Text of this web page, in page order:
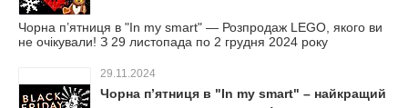
Чорна п’ятниця в "In my smart" — Розпродаж LEGO, якого ви
не очікували! З 29 листопада по 2 грудня 2024 року
29.11.2024
Чорна п’ятниця в "In my smart" – найкращий